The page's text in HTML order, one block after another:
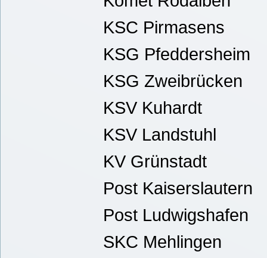
KSC Pirmasens
KSG Pfeddersheim
KSG Zweibrücken
KSV Kuhardt
KSV Landstuhl
KV Grünstadt
Post Kaiserslautern
Post Ludwigshafen
SKC Mehlingen